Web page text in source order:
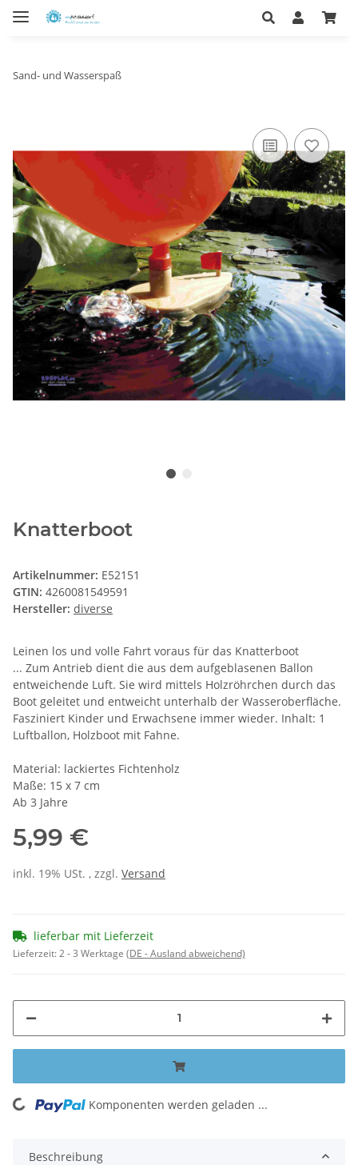
Sand- und Wasserspaß
Knatterboot
Artikelnummer: E52151
GTIN: 4260081549591
Hersteller: diverse
Leinen los und volle Fahrt voraus für das Knatterboot
... Zum Antrieb dient die aus dem aufgeblasenen Ballon
entweichende Luft. Sie wird mittels Holzröhrchen durch das
Boot geleitet und entweicht unterhalb der Wasseroberfläche.
Fasziniert Kinder und Erwachsene immer wieder. Inhalt: 1
Luftballon, Holzboot mit Fahne.
Material: lackiertes Fichtenholz
Maße: 15 x 7 cm
Ab 3 Jahre
5,99 €
inkl. 19% USt. , zzgl. Versand
lieferbar mit Lieferzeit
Lieferzeit:2 - 3 Werktage (DE - Ausland abweichend)
Loading... Komponenten werden geladen ...
Beschreibung